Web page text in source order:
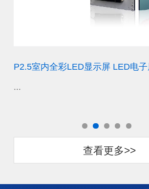
P2.5室内全彩LED显示屏 LED电
...
查看更多>>